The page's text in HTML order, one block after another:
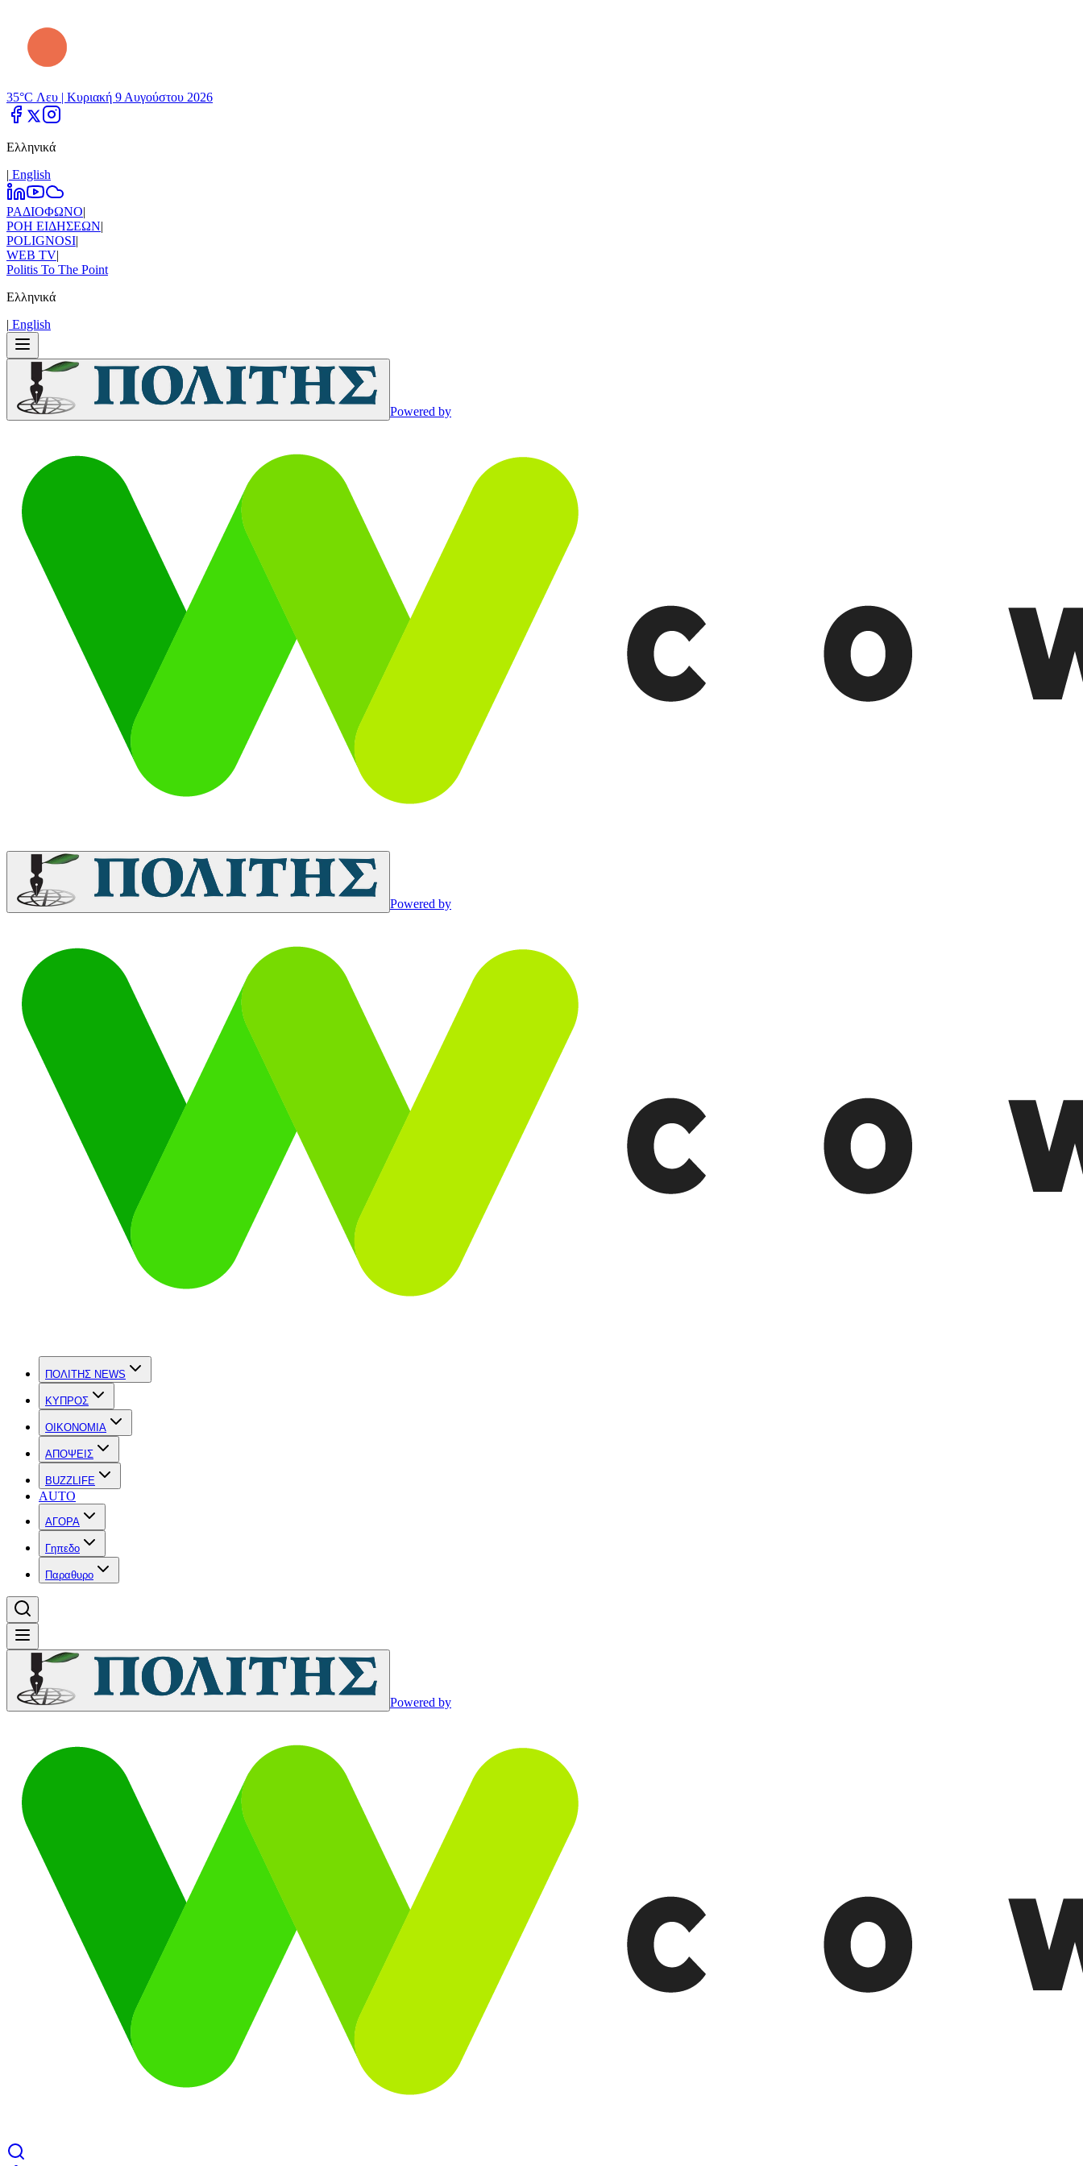
35°C Λευ | Κυριακή 9 Αυγούστου 2026
Ελληνικά
| Εnglish
ΡΑΔΙΟΦΩΝΟ|
ΡΟΗ ΕΙΔΗΣΕΩΝ|
POLIGNOSI|
WEB TV|
Politis To The Point
Ελληνικά
| Εnglish
Powered by
Powered by
ΠΟΛΙΤΗΣ NEWS
ΚΥΠΡΟΣ
OIKONOMIA
ΑΠΟΨΕΙΣ
BUZZLIFE
AUTO
ΑΓΟΡΑ
Γηπεδο
Παραθυρο
Powered by